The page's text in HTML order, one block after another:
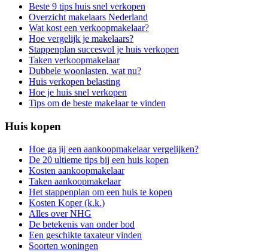
Beste 9 tips huis snel verkopen
Overzicht makelaars Nederland
Wat kost een verkoopmakelaar?
Hoe vergelijk je makelaars?
Stappenplan succesvol je huis verkopen
Taken verkoopmakelaar
Dubbele woonlasten, wat nu?
Huis verkopen belasting
Hoe je huis snel verkopen
Tips om de beste makelaar te vinden
Huis kopen
Hoe ga jij een aankoopmakelaar vergelijken?
De 20 ultieme tips bij een huis kopen
Kosten aankoopmakelaar
Taken aankoopmakelaar
Het stappenplan om een huis te kopen
Kosten Koper (k.k.)
Alles over NHG
De betekenis van onder bod
Een geschikte taxateur vinden
Soorten woningen